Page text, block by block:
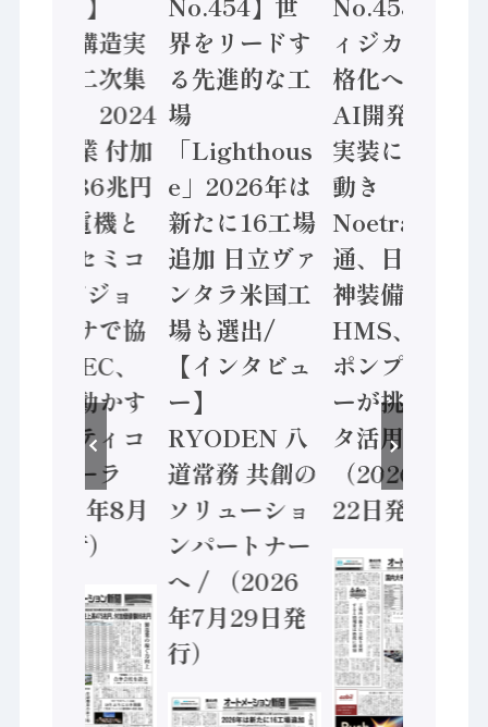
「経済構造実
態調査二次集
計結果」2024
年製造業 付加
価値額86兆円
/ 三菱電機と
ソニーセミコ
ン AIビジョ
ンセンサで協
業 / IDEC、
安全に動かす
セーフティコ
ントローラ
（2026年8月
5日発行）
界をリードす
る先進的な工
場
「Lighthous
e」2026年は
新たに16工場
追加 日立ヴァ
ンタラ米国工
場も選出/
【インタビュ
ー】
RYODEN 八
道常務 共創の
ソリューショ
ンパートナー
へ / （2026
年7月29日発
行）
ィジカルAI本
格化へ 国産
AI開発や社会
実装に活発な
動き
Noetra、富士
通、日立 / 兵
神装備 ×
HMS、老舗
ポンプメーカ
ーが挑むデー
タ活用 など
（2026年7月
22日発行）